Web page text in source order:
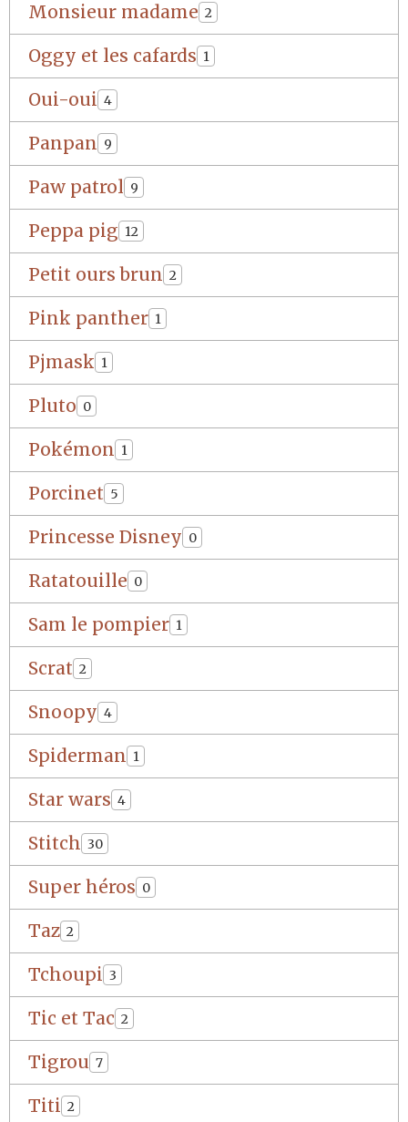
Monsieur madame 2
Oggy et les cafards 1
Oui-oui 4
Panpan 9
Paw patrol 9
Peppa pig 12
Petit ours brun 2
Pink panther 1
Pjmask 1
Pluto 0
Pokémon 1
Porcinet 5
Princesse Disney 0
Ratatouille 0
Sam le pompier 1
Scrat 2
Snoopy 4
Spiderman 1
Star wars 4
Stitch 30
Super héros 0
Taz 2
Tchoupi 3
Tic et Tac 2
Tigrou 7
Titi 2